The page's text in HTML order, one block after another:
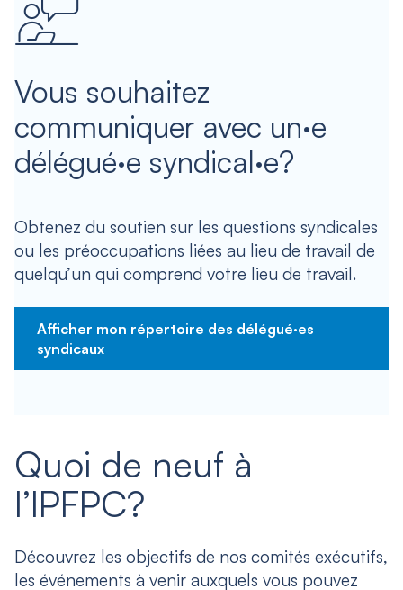
Vous souhaitez
communiquer avec un·e
délégué·e syndical·e?
Obtenez du soutien sur les questions syndicales
ou les préoccupations liées au lieu de travail de
quelqu’un qui comprend votre lieu de travail.
Afficher mon répertoire des délégué·es
syndicaux
Quoi de neuf à
l’IPFPC?
Découvrez les objectifs de nos comités exécutifs,
les événements à venir auxquels vous pouvez